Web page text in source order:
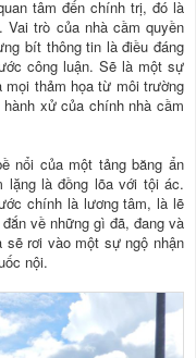
tâm đến chính trị, đó là
trò của nhà cầm quyền
bít thông tin là điều đáng
công luận. Sẽ là một sự
mọi thảm họa từ môi trường
xử của chính nhà cầm
nổi của một tảng băng ẩn
lặng là đồng lõa với tội ác.
chính là lương tâm, là lẽ
về những gì đã, đang và
rơi vào một sự ngộ nhận
nội.